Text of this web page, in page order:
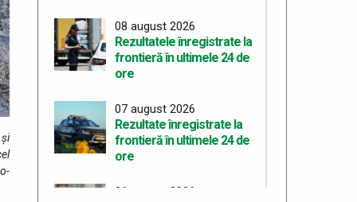
08 august 2026
Rezultatele înregistrate la
frontieră în ultimele 24 de
ore
07 august 2026
Rezultate înregistrate la
frontieră în ultimele 24 de
ore
06 august 2026